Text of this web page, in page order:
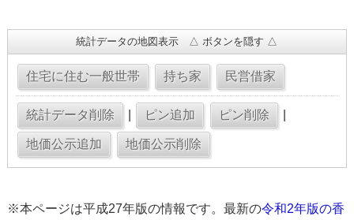
統計データの地図表示 △ ボタンを隠す △
※本ページは平成27年版の情報です。最新の令和2年版の香